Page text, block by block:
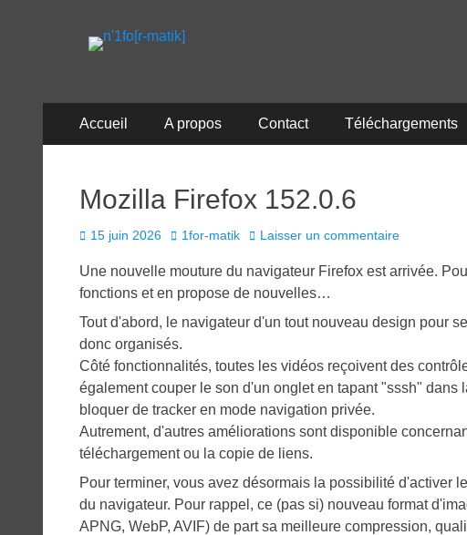
n'1fo[r-matik]
Pour les nymphos d'infos en info…
Menu
principal
Accueil A propos Contact Téléchargements
Mozilla Firefox 152.0.6
Posted
15 juin 2026 Author
1for-matik Laisser un commentaire
Une nouvelle mouture du navigateur Firefox est arrivée.
fonctions et en propose de nouvelles…
Tout d'abord, le navigateur d'un tout nouveau design pour
donc organisés.
Côté fonctionnalités, toutes les vidéos reçoivent des
également couper le son d'un onglet en tapant "sssh"
bloquer de tracker en mode navigation privée.
Autrement, d'autres améliorations sont disponible
téléchargement ou la copie de liens.
Pour terminer, vous avez désormais la possibilité d'activer
du navigateur. Pour rappel, ce (pas si) nouveau format
APNG, WebP, AVIF) de part sa meilleure compression,